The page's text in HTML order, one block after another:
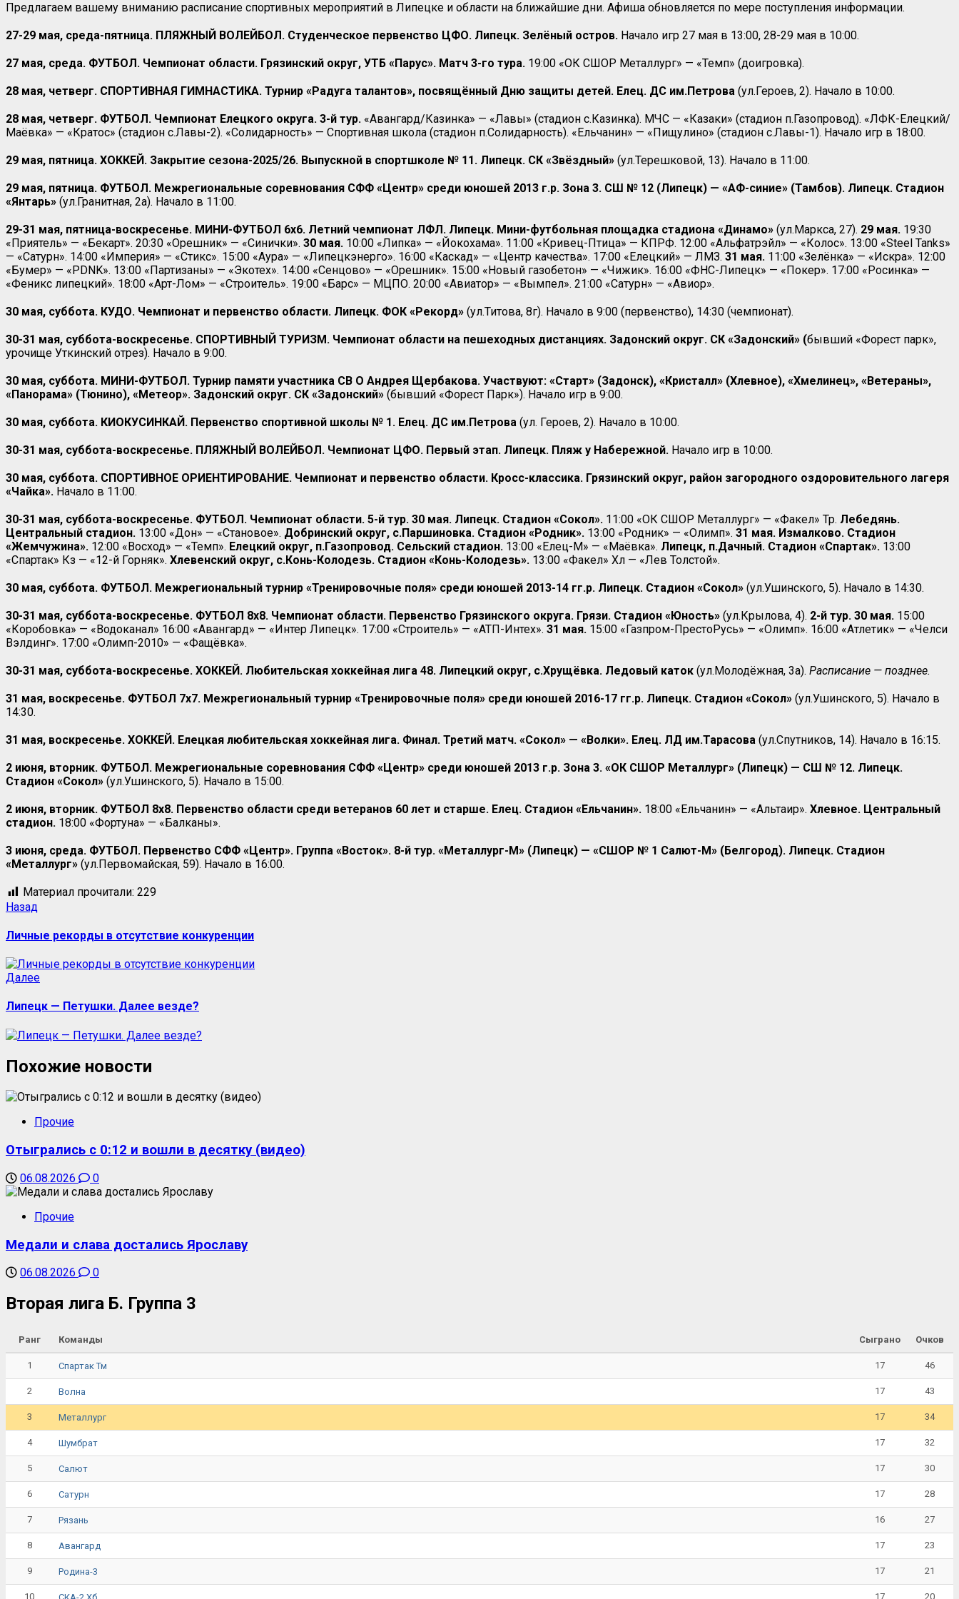
Предлагаем вашему вниманию расписание спортивных мероприятий в Липецке и области на ближайшие дни. Афиша обновляется по мере поступления информации.
27-29 мая, среда-пятница. ПЛЯЖНЫЙ ВОЛЕЙБОЛ. Студенческое первенство ЦФО. Липецк. Зелёный остров. Начало игр 27 мая в 13:00, 28-29 мая в 10:00.
27 мая, среда. ФУТБОЛ. Чемпионат области. Грязинский округ, УТБ «Парус». Матч 3-го тура. 19:00 «ОК СШОР Металлург» — «Темп» (доигровка).
28 мая, четверг. СПОРТИВНАЯ ГИМНАСТИКА. Турнир «Радуга талантов», посвящённый Дню защиты детей. Елец. ДС им.Петрова (ул.Героев, 2). Начало в 10:00.
28 мая, четверг. ФУТБОЛ. Чемпионат Елецкого округа. 3-й тур. «Авангард/Казинка» — «Лавы» (стадион с.Казинка). МЧС — «Казаки» (стадион п.Газопровод). «ЛФК-Елецкий/
Маёвка» — «Кратос» (стадион с.Лавы-2). «Солидарность» — Спортивная школа (стадион п.Солидарность). «Ельчанин» — «Пищулино» (стадион с.Лавы-1). Начало игр в 18:00.
29 мая, пятница. ХОККЕЙ. Закрытие сезона-2025/26. Выпускной в спортшколе № 11. Липецк. СК «Звёздный» (ул.Терешковой, 13). Начало в 11:00.
29 мая, пятница. ФУТБОЛ. Межрегиональные соревнования СФФ «Центр» среди юношей 2013 г.р. Зона 3. СШ № 12 (Липецк) — «АФ-синие» (Тамбов). Липецк. Стадион
«Янтарь» (ул.Гранитная, 2а). Начало в 11:00.
29-31 мая, пятница-воскресенье. МИНИ-ФУТБОЛ 6х6. Летний чемпионат ЛФЛ. Липецк. Мини-футбольная площадка стадиона «Динамо» (ул.Маркса, 27). 29 мая. 19:30
«Приятель» — «Бекарт». 20:30 «Орешник» — «Синички». 30 мая. 10:00 «Липка» — «Йокохама». 11:00 «Кривец-Птица» — КПРФ. 12:00 «Альфатрэйл» — «Колос». 13:00 «Steel Tanks»
— «Сатурн». 14:00 «Империя» — «Стикс». 15:00 «Аура» — «Липецкэнерго». 16:00 «Каскад» — «Центр качества». 17:00 «Елецкий» — ЛМЗ. 31 мая. 11:00 «Зелёнка» — «Искра». 12:00
«Бумер» — «PDNK». 13:00 «Партизаны» — «Экотех». 14:00 «Сенцово» — «Орешник». 15:00 «Новый газобетон» — «Чижик». 16:00 «ФНС-Липецк» — «Покер». 17:00 «Росинка» —
«Феникс липецкий». 18:00 «Арт-Лом» — «Строитель». 19:00 «Барс» — МЦПО. 20:00 «Авиатор» — «Вымпел». 21:00 «Сатурн» — «Авиор».
30 мая, суббота. КУДО. Чемпионат и первенство области. Липецк. ФОК «Рекорд» (ул.Титова, 8г). Начало в 9:00 (первенство), 14:30 (чемпионат).
30-31 мая, суббота-воскресенье. СПОРТИВНЫЙ ТУРИЗМ. Чемпионат области на пешеходных дистанциях. Задонский округ. СК «Задонский» (бывший «Форест парк»,
урочище Уткинский отрез). Начало в 9:00.
30 мая, суббота. МИНИ-ФУТБОЛ. Турнир памяти участника СВ О Андрея Щербакова. Участвуют: «Старт» (Задонск), «Кристалл» (Хлевное), «Хмелинец», «Ветераны»,
«Панорама» (Тюнино), «Метеор». Задонский округ. СК «Задонский» (бывший «Форест Парк»). Начало игр в 9:00.
30 мая, суббота. КИОКУСИНКАЙ. Первенство спортивной школы № 1. Елец. ДС им.Петрова (ул. Героев, 2). Начало в 10:00.
30-31 мая, суббота-воскресенье. ПЛЯЖНЫЙ ВОЛЕЙБОЛ. Чемпионат ЦФО. Первый этап. Липецк. Пляж у Набережной. Начало игр в 10:00.
30 мая, суббота. СПОРТИВНОЕ ОРИЕНТИРОВАНИЕ. Чемпионат и первенство области. Кросс-классика. Грязинский округ, район загородного оздоровительного лагеря
«Чайка». Начало в 11:00.
30-31 мая, суббота-воскресенье. ФУТБОЛ. Чемпионат области. 5-й тур. 30 мая. Липецк. Стадион «Сокол». 11:00 «ОК СШОР Металлург» — «Факел» Тр. Лебедянь.
Центральный стадион. 13:00 «Дон» — «Становое». Добринский округ, с.Паршиновка. Стадион «Родник». 13:00 «Родник» — «Олимп». 31 мая. Измалково. Стадион
«Жемчужина». 12:00 «Восход» — «Темп». Елецкий округ, п.Газопровод. Сельский стадион. 13:00 «Елец-М» — «Маёвка». Липецк, п.Дачный. Стадион «Спартак». 13:00
«Спартак» Кз — «12-й Горняк». Хлевенский округ, с.Конь-Колодезь. Стадион «Конь-Колодезь». 13:00 «Факел» Хл — «Лев Толстой».
30 мая, суббота. ФУТБОЛ. Межрегиональный турнир «Тренировочные поля» среди юношей 2013-14 гг.р. Липецк. Стадион «Сокол» (ул.Ушинского, 5). Начало в 14:30.
30-31 мая, суббота-воскресенье. ФУТБОЛ 8х8. Чемпионат области. Первенство Грязинского округа. Грязи. Стадион «Юность» (ул.Крылова, 4). 2-й тур. 30 мая. 15:00
«Коробовка» — «Водоканал» 16:00 «Авангард» — «Интер Липецк». 17:00 «Строитель» — «АТП-Интех». 31 мая. 15:00 «Газпром-ПрестоРусь» — «Олимп». 16:00 «Атлетик» — «Челси
Вэлдинг». 17:00 «Олимп-2010» — «Фащёвка».
30-31 мая, суббота-воскресенье. ХОККЕЙ. Любительская хоккейная лига 48. Липецкий округ, с.Хрущёвка. Ледовый каток (ул.Молодёжная, 3а). Расписание — позднее.
31 мая, воскресенье. ФУТБОЛ 7х7. Межрегиональный турнир «Тренировочные поля» среди юношей 2016-17 гг.р. Липецк. Стадион «Сокол» (ул.Ушинского, 5). Начало в
14:30.
31 мая, воскресенье. ХОККЕЙ. Елецкая любительская хоккейная лига. Финал. Третий матч. «Сокол» — «Волки». Елец. ЛД им.Тарасова (ул.Спутников, 14). Начало в 16:15.
2 июня, вторник. ФУТБОЛ. Межрегиональные соревнования СФФ «Центр» среди юношей 2013 г.р. Зона 3. «ОК СШОР Металлург» (Липецк) — СШ № 12. Липецк.
Стадион «Сокол» (ул.Ушинского, 5). Начало в 15:00.
2 июня, вторник. ФУТБОЛ 8х8. Первенство области среди ветеранов 60 лет и старше. Елец. Стадион «Ельчанин». 18:00 «Ельчанин» — «Альтаир». Хлевное. Центральный
стадион. 18:00 «Фортуна» — «Балканы».
3 июня, среда. ФУТБОЛ. Первенство СФФ «Центр». Группа «Восток». 8-й тур. «Металлург-М» (Липецк) — «СШОР № 1 Салют-М» (Белгород). Липецк. Стадион
«Металлург» (ул.Первомайская, 59). Начало в 16:00.
Материал прочитали: 229
Назад
Личные рекорды в отсутствие конкуренции
Далее
Липецк — Петушки. Далее везде?
Похожие новости
Прочие
Отыгрались с 0:12 и вошли в десятку (видео)
06.08.2026 0
Прочие
Медали и слава достались Ярославу
06.08.2026 0
Вторая лига Б. Группа 3
Ранг Команды Сыграно Очков
1 Спартак Тм 17 46
2 Волна 17 43
3 Металлург 17 34
4 Шумбрат 17 32
5 Салют 17 30
6 Сатурн 17 28
7 Рязань 16 27
8 Авангард 17 23
9 Родина-3 17 21
10 17 20